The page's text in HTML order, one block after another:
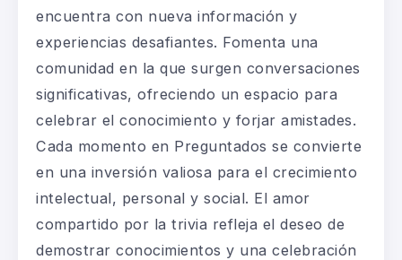
encuentra con nueva información y
experiencias desafiantes. Fomenta una
comunidad en la que surgen conversaciones
significativas, ofreciendo un espacio para
celebrar el conocimiento y forjar amistades.
Cada momento en Preguntados se convierte
en una inversión valiosa para el crecimiento
intelectual, personal y social. El amor
compartido por la trivia refleja el deseo de
demostrar conocimientos y una celebración